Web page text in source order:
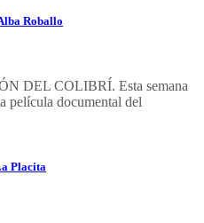
Roballo
DEL COLIBRÍ. Esta semana
película documental del
Placita